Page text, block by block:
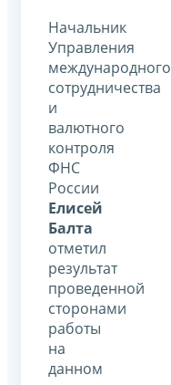
Начальник
Управления
международного
сотрудничества
и
валютного
контроля
ФНС
России
Елисей
Балта
отметил
результат
проведенной
сторонами
работы
на
данном